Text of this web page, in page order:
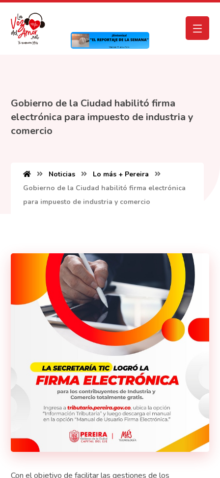
Gobierno de la Ciudad habilitó firma
electrónica para impuesto de industria y
comercio
Noticias
Lo más + Pereira
Gobierno de la Ciudad habilitó firma electrónica
para impuesto de industria y comercio
Con el objetivo de facilitar las gestiones de los